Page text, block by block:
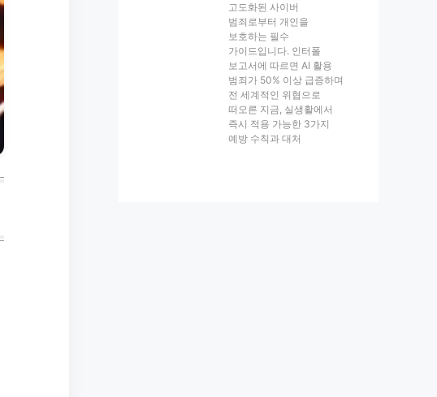
고도화된 사이버
범죄로부터 개인을
보호하는 필수
가이드입니다. 인터폴
보고서에 따르면 AI 활용
범죄가 50% 이상 급증하며
전 세계적인 위협으로
떠오른 지금, 실생활에서
즉시 적용 가능한 3가지
예방 수칙과 대처